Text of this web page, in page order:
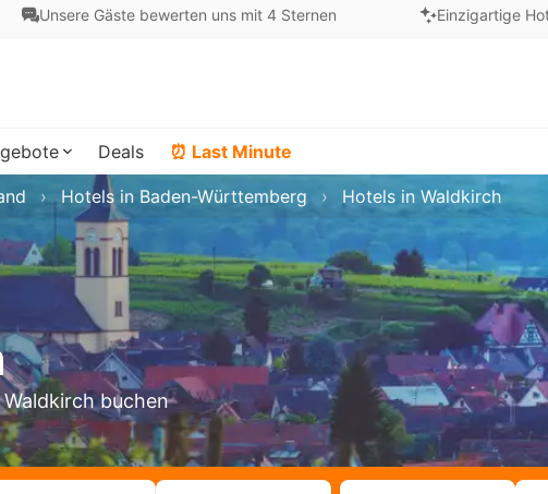
Unsere Gäste bewerten uns mit 4 Sternen Einzigartige
Deals ⏰ Last Minute
buchen
Hotels in Baden-Württemberg Hotels in Waldkirch